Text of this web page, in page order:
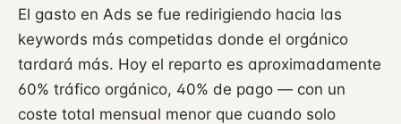
El gasto en Ads se fue redirigiendo hacia las
keywords más competidas donde el orgánico
tardará más. Hoy el reparto es aproximadamente
60% tráfico orgánico, 40% de pago — con un
coste total mensual menor que cuando solo